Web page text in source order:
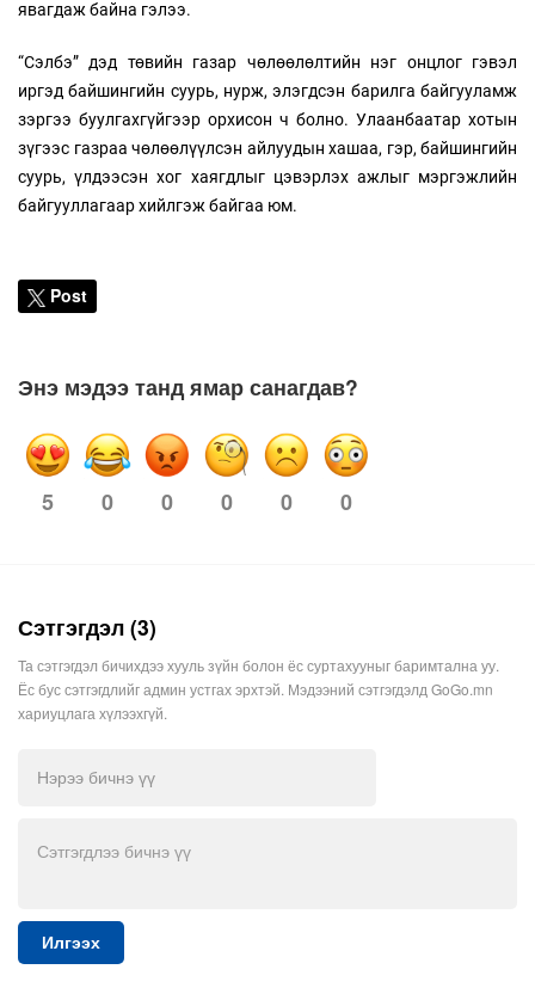
явагдаж байна гэлээ.
“Сэлбэ” дэд төвийн газар чөлөөлөлтийн нэг онцлог гэвэл
иргэд байшингийн суурь, нурж, элэгдсэн барилга байгууламж
зэргээ буулгахгүйгээр орхисон ч болно. Улаанбаатар хотын
зүгээс газраа чөлөөлүүлсэн айлуудын хашаа, гэр, байшингийн
суурь, үлдээсэн хог хаягдлыг цэвэрлэх ажлыг мэргэжлийн
байгууллагаар хийлгэж байгаа юм.
Post
Энэ мэдээ танд ямар санагдав?
5 0 0 0 0 0
Сэтгэгдэл (3)
Та сэтгэгдэл бичихдээ хууль зүйн болон ёс суртахууныг баримтална уу.
Ёс бус сэтгэгдлийг админ устгах эрхтэй. Мэдээний сэтгэгдэлд GoGo.mn
хариуцлага хүлээхгүй.
Илгээх